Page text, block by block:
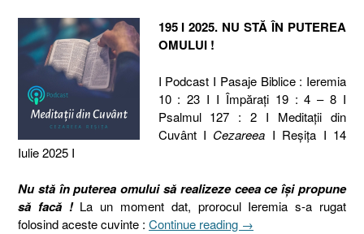
195 I 2025. NU STĂ ÎN PUTEREA
OMULUI !
I Podcast I Pasaje Biblice : Ieremia
10 : 23 I I Împărați 19 : 4 – 8 I
Psalmul 127 : 2 I Meditaţii din
Cuvânt I Cezareea I Reşiţa I 14
Iulie 2025 I
Nu stă în puterea omului să realizeze ceea ce își propune
să facă !La un moment dat, prorocul Ieremia s-a rugat
folosind aceste cuvinte : Continue reading „195
→